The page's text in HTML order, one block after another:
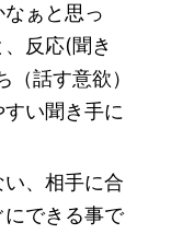
ぁと思っ
反応(聞き
話す意欲）
い聞き手に
、相手に合
できる事で